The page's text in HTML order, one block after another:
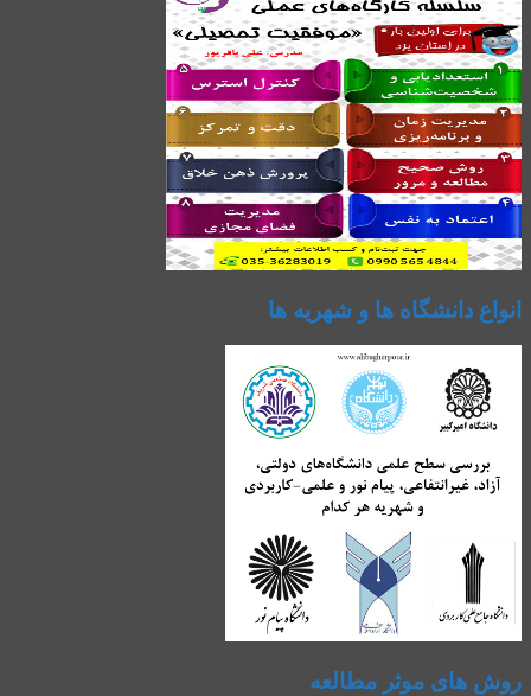
انواع دانشگاه ها و شهریه ها
روش های موثر مطالعه